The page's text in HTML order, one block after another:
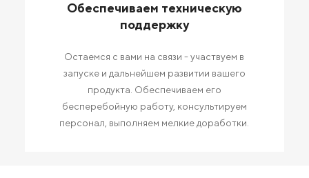
Обеспечиваем техническую
поддержку
Остаемся с вами на связи - участвуем в
запуске и дальнейшем развитии вашего
продукта. Обеспечиваем его
бесперебойную работу, консультируем
персонал, выполняем мелкие доработки.